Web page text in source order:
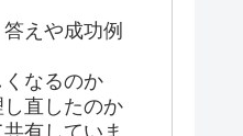
えや成功例
くなるのか
し直したのか